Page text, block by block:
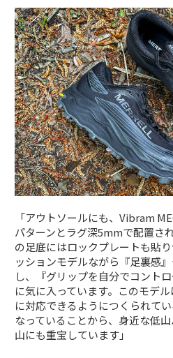
「アウトソールにも、Vibram
パターンとラグ深5mmで配置さ
の足底にはロックプレートも貼
ッションモデルながら『足裏感
し、『グリップを自分でコント
に気に入っています。このモデ
に対応できるようにつくられて
なっていることから、身近な低
山にも重宝しています」